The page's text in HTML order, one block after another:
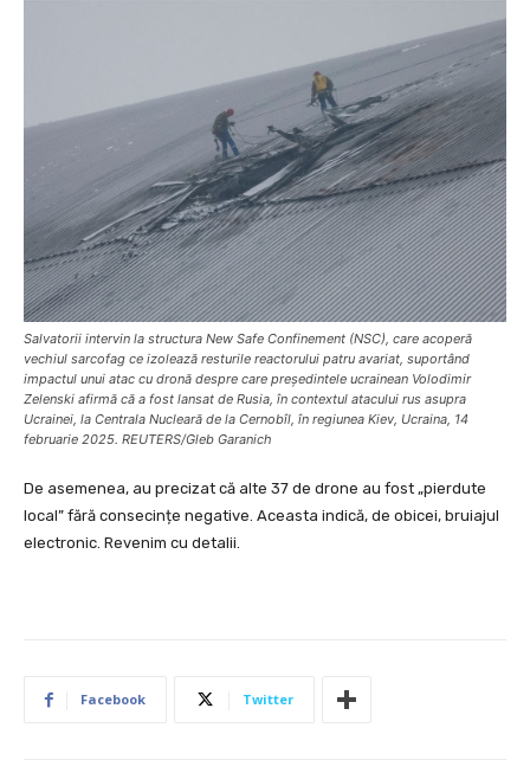
Salvatorii intervin la structura New Safe Confinement (NSC), care acoperă
vechiul sarcofag ce izolează resturile reactorului patru avariat, suportând
impactul unui atac cu dronă despre care președintele ucrainean Volodimir
Zelenski afirmă că a fost lansat de Rusia, în contextul atacului rus asupra
Ucrainei, la Centrala Nucleară de la Cernobîl, în regiunea Kiev, Ucraina, 14
februarie 2025. REUTERS/Gleb Garanich
De asemenea, au precizat că alte 37 de drone au fost „pierdute
local” fără consecințe negative. Aceasta indică, de obicei, bruiajul
electronic. Revenim cu detalii.
Facebook Twitter